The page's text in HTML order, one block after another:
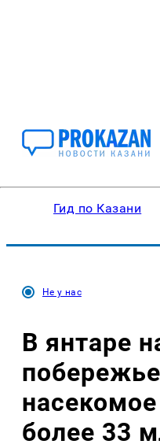
Гид по Казани
Не у нас
В янтаре
более 33